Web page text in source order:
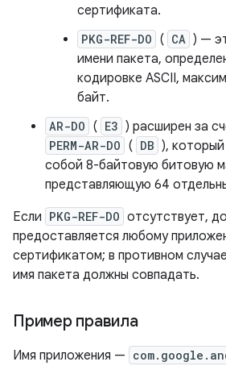
сертификата.
PKG-REF-DO ( CA ) —
имени пакета,
кодировке ASCII,
байт.
AR-DO ( E3 ) расширен за
PERM-AR-DO ( DB ),
собой 8-байтовую битовую
представляющую 64
Если PKG-REF-DO отсутствует,
предоставляется любому
сертификатом; в противном
имя пакета должны совпадать.
Пример правила
Имя приложения —